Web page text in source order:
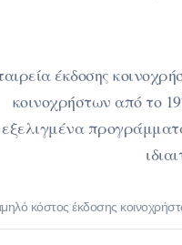
έκδοσης
κοινοχρήστων από το
εξελιγμένα
κόστος έκδοσης